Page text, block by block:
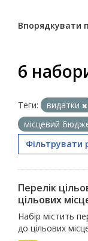
Впорядкувати
6
Теги: видатки
місцевий
Фільтрувати
Перелік
цільових
Набір містить
до цільових